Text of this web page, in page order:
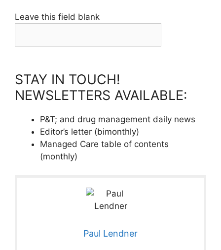
Leave this field blank
STAY IN TOUCH!
NEWSLETTERS AVAILABLE:
P&T; and drug management daily news
Editor’s letter (bimonthly)
Managed Care table of contents
(monthly)
Paul Lendner